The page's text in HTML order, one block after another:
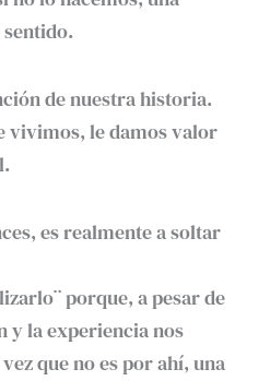
de nuestra historia.
vivimos, le damos valor
es realmente a soltar
porque, a pesar de
y la experiencia nos
que no es por ahí, una